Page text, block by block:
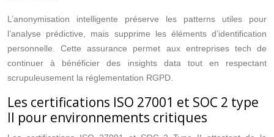
L’anonymisation intelligente préserve les patterns utiles pour
l’analyse prédictive, mais supprime les éléments d’identification
personnelle. Cette assurance permet aux entreprises tech de
continuer à bénéficier des insights data tout en respectant
scrupuleusement la réglementation RGPD.
Les certifications ISO 27001 et SOC 2 type
II pour environnements critiques